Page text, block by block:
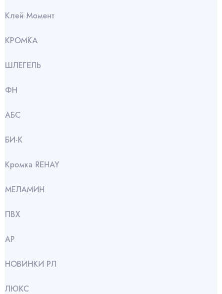
Клей Момент
КРОМКА
ШЛЕГЕЛЬ
ФН
АБС
БИ-К
Кромка REHAY
МЕЛАМИН
ПВХ
АР
НОВИНКИ РЛ
ЛЮКС